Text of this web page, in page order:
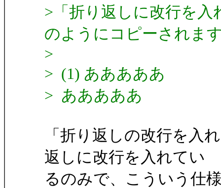
>「折り返しに改行を
のようにコピーされま
>
> (1) あああああ
> あああああ
「折り返しの改行を入
返しに改行を入れてい
るのみで、こういう仕